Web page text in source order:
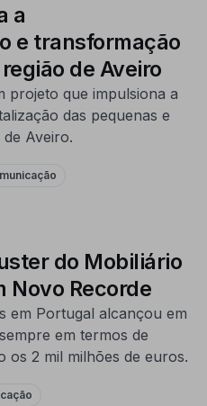
a
e transformação
de Aveiro
projeto que impulsiona a
das pequenas e
de Aveiro.
do Mobiliário
Novo Recorde
em Portugal alcançou em
em termos de
os 2 mil milhões de euros.